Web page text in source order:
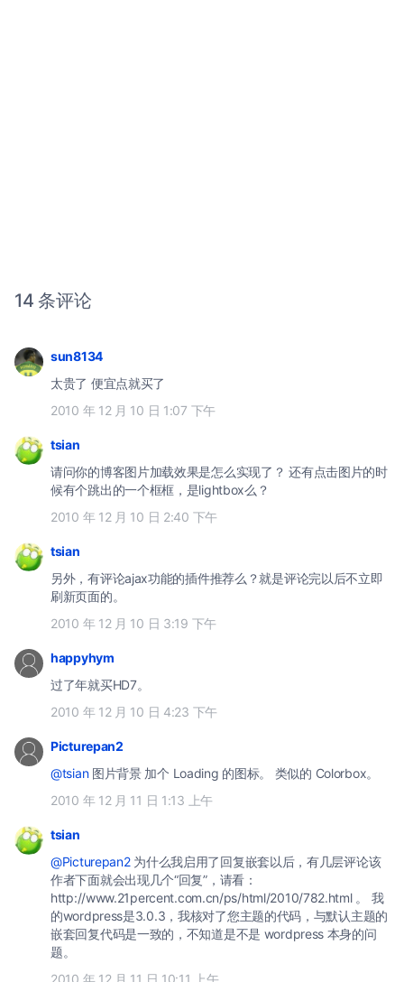
14 条评论
sun8134
太贵了 便宜点就买了
2010 年 12 月 10 日 1:07 下午
tsian
请问你的博客图片加载效果是怎么实现了？ 还有点击图片的时
候有个跳出的一个框框，是lightbox么？
2010 年 12 月 10 日 2:40 下午
tsian
另外，有评论ajax功能的插件推荐么？就是评论完以后不立即
刷新页面的。
2010 年 12 月 10 日 3:19 下午
happyhym
过了年就买HD7。
2010 年 12 月 10 日 4:23 下午
Picturepan2
@tsian图片背景 加个 Loading 的图标。 类似的 Colorbox。
2010 年 12 月 11 日 1:13 上午
tsian
@Picturepan2为什么我启用了回复嵌套以后，有几层评论该
作者下面就会出现几个“回复”，请看：
http://www.21percent.com.cn/ps/html/2010/782.html 。 我
的wordpress是3.0.3，我核对了您主题的代码，与默认主题的
嵌套回复代码是一致的，不知道是不是 wordpress 本身的问
题。